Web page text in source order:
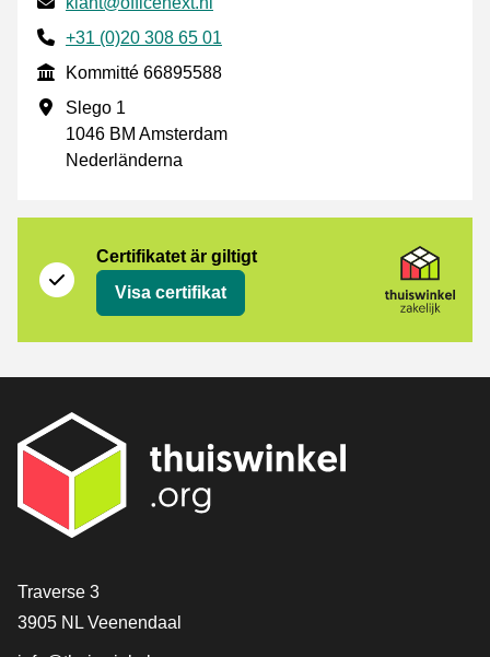
Phone number
+31 (0)20 308 65 01
Kommitté
Kommitté 66895588
Företagsadress
Slego 1
1046 BM Amsterdam
Nederländerna
Certifikatet är giltigt
Visa certifikat
[_General:Contact]
Traverse 3
3905 NL Veenendaal